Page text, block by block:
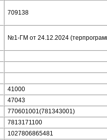
709138
№1-ГМ от 24.12.2024
41000
47043
770601001(781343001)
7813171100
1027806865481